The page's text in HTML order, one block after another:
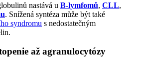
nastává u B-lymfomů, CLL,
. Snížená syntéza může být také
syndromu s nedostatečným
až agranulocytózy